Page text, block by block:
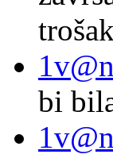
1v@n
bi
1v@n